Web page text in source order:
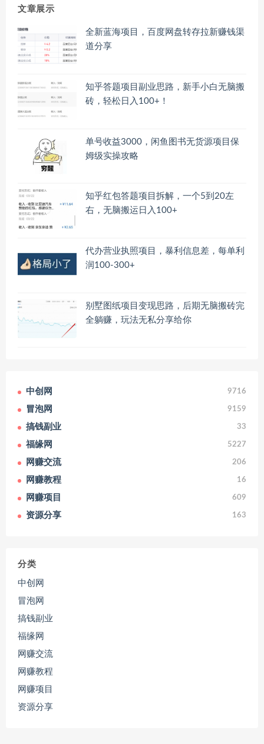
文章展示
全新蓝海项目，百度网盘转存拉新赚钱渠
道分享
知乎答题项目副业思路，新手小白无脑搬
砖，轻松日入100+！
单号收益3000，闲鱼图书无货源项目保
姆级实操攻略
知乎红包答题项目拆解，一个5到20左
右，无脑搬运日入100+
代办营业执照项目，暴利信息差，每单利
润100-300+
别墅图纸项目变现思路，后期无脑搬砖完
全躺赚，玩法无私分享给你
中创网 9716
冒泡网 9159
搞钱副业 33
福缘网 5227
网赚交流 206
网赚教程 16
网赚项目 609
资源分享 163
分类
中创网
冒泡网
搞钱副业
福缘网
网赚交流
网赚教程
网赚项目
资源分享